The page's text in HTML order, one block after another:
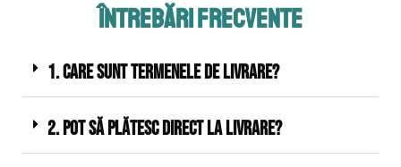
ÎNTREBĂRI FRECVENTE
1. Care sunt termenele de livrare?
2. Pot să plătesc direct la livrare?